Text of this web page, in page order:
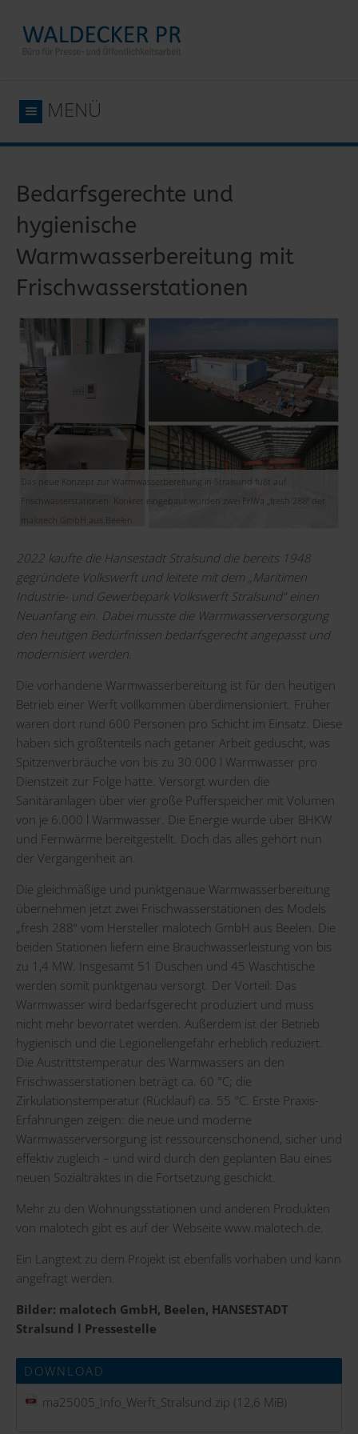
MENÜ
Bedarfsgerechte und
hygienische
Warmwasserbereitung mit
Frischwasserstationen
Das neue Konzept zur Warmwasserbereitung in Stralsund fußt auf
Frischwasserstationen. Konkret eingebaut wurden zwei FriWa „fresh 288“ der
malotech GmbH aus Beelen.
2022 kaufte die Hansestadt Stralsund die bereits 1948
gegründete Volkswerft und leitete mit dem „Maritimen
Industrie- und Gewerbepark Volkswerft Stralsund“ einen
Neuanfang ein. Dabei musste die Warmwasserversorgung
den heutigen Bedürfnissen bedarfsgerecht angepasst und
modernisiert werden.
Die vorhandene Warmwasserbereitung ist für den heutigen
Betrieb einer Werft vollkommen überdimensioniert. Früher
waren dort rund 600 Personen pro Schicht im Einsatz. Diese
haben sich größtenteils nach getaner Arbeit geduscht, was
Spitzenverbräuche von bis zu 30.000 l Warmwasser pro
Dienstzeit zur Folge hatte. Versorgt wurden die
Sanitäranlagen über vier große Pufferspeicher mit Volumen
von je 6.000 l Warmwasser. Die Energie wurde über BHKW
und Fernwärme bereitgestellt. Doch das alles gehört nun
der Vergangenheit an.
Die gleichmäßige und punktgenaue Warmwasserbereitung
übernehmen jetzt zwei Frischwasserstationen des Models
„fresh 288“ vom Hersteller malotech GmbH aus Beelen. Die
beiden Stationen liefern eine Brauchwasserleistung von bis
zu 1,4 MW. Insgesamt 51 Duschen und 45 Waschtische
werden somit punktgenau versorgt. Der Vorteil: Das
Warmwasser wird bedarfsgerecht produziert und muss
nicht mehr bevorratet werden. Außerdem ist der Betrieb
hygienisch und die Legionellengefahr erheblich reduziert.
Die Austrittstemperatur des Warmwassers an den
Frischwasserstationen beträgt ca. 60 °C; die
Zirkulationstemperatur (Rücklauf) ca. 55 °C. Erste Praxis-
Erfahrungen zeigen: die neue und moderne
Warmwasserversorgung ist ressourcenschonend, sicher und
effektiv zugleich – und wird durch den geplanten Bau eines
neuen Sozialtraktes in die Fortsetzung geschickt.
Mehr zu den Wohnungsstationen und anderen Produkten
von malotech gibt es auf der Webseite www.malotech.de.
Ein Langtext zu dem Projekt ist ebenfalls vorhaben und kann
angefragt werden.
Bilder: malotech GmbH, Beelen, HANSESTADT
Stralsund l Pressestelle
DOWNLOAD
ma25005_Info_Werft_Stralsund.zip (12,6 MiB)